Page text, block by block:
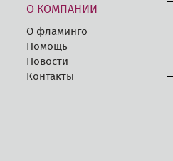
О КОМПАНИИ
О фламинго
Помощь
Новости
Контакты